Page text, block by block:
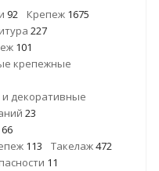
92 Крепеж 1675
227
101
крепежные
декоративные
23
66
113 Такелаж472
11